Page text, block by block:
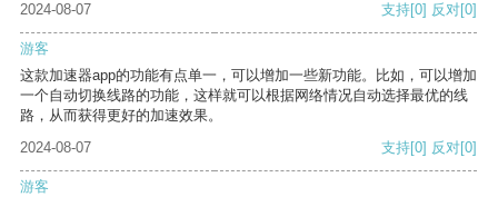
2024-08-07 支持[0] 反对[0]
游客
这款加速器app的功能有点单一，可以增加一些新功能。比如，可以增加
一个自动切换线路的功能，这样就可以根据网络情况自动选择最优的线
路，从而获得更好的加速效果。
2024-08-07
支持[0] 反对[0]
游客